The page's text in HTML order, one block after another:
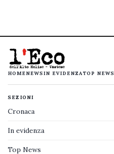
HOMENEWS IN EVIDENZATOP NEWS
SEZIONI
Cronaca
In evidenza
Top News